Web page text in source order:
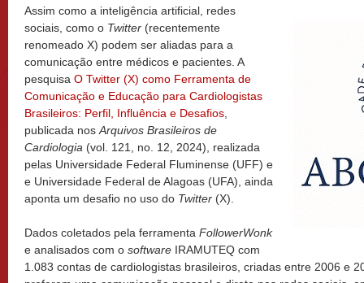
Assim como a inteligência artificial, redes
sociais, como o Twitter (recentemente
renomeado X) podem ser aliadas para a
comunicação entre médicos e pacientes. A
pesquisa O Twitter (X) como Ferramenta de
Comunicação e Educação para Cardiologistas
Brasileiros: Perfil, Influência e Desafios
publicada nos Arquivos Brasileiros de
Cardiologia (vol. 121, no. 12, 2024), realizada
pelas Universidade Federal Fluminense (UFF) e
e Universidade Federal de Alagoas (UFA), ainda
aponta um desafio no uso do Twitter (X).
Dados coletados pela ferramenta FollowerWonk
e analisados com o software IRAMUTEQ com
1.083 contas de cardiologistas brasileiros, criadas entre 2006 e